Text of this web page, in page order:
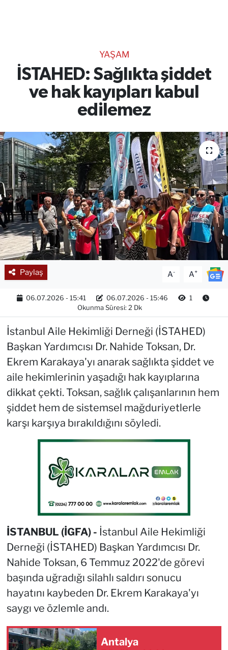
YAŞAM
İSTAHED: Sağlıkta şiddet
ve hak kayıpları kabul
edilemez
Paylaş A- A+
06.07.2026 - 15:41 06.07.2026 - 15:46
1
Okunma Süresi: 2 Dk
İstanbul Aile Hekimliği Derneği (İSTAHED)
Başkan Yardımcısı Dr. Nahide Toksan, Dr.
Ekrem Karakaya'yı anarak sağlıkta şiddet ve
aile hekimlerinin yaşadığı hak kayıplarına
dikkat çekti. Toksan, sağlık çalışanlarının hem
şiddet hem de sistemsel mağduriyetlerle
karşı karşıya bırakıldığını söyledi.
İSTANBUL (İGFA) - İstanbul Aile Hekimliği
Derneği (İSTAHED) Başkan Yardımcısı Dr.
Nahide Toksan, 6 Temmuz 2022'de görevi
başında uğradığı silahlı saldırı sonucu
hayatını kaybeden Dr. Ekrem Karakaya'yı
saygı ve özlemle andı.
Antalya
RESMİ İLANLAR
Gencsesfm Canlı Dinle